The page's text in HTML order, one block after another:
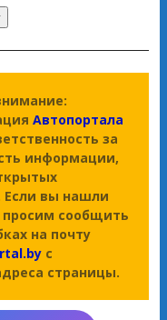
Автопортала
за
информации,
Если вы нашли
просим сообщить
на почту
с
страницы.